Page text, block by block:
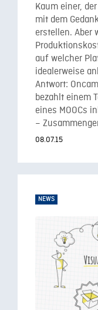
Kaum einer,
mit dem
erstellen. Aber
auf welcher
idealerweise
Antwort:
bezahlt einem
eines MOOCs
–
08.07.15
NEWS